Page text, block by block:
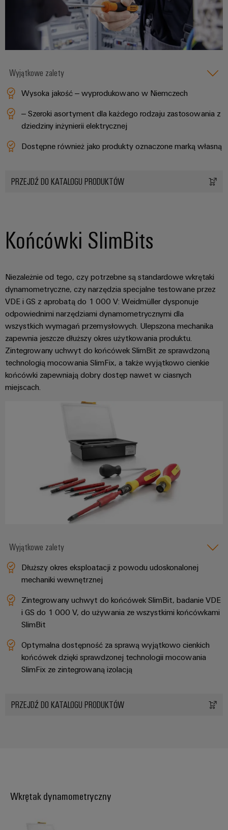
Wyjątkowe zalety
Wysoka jakość – wyprodukowano w Niemczech
– Szeroki asortyment dla każdego rodzaju zastosowania z
dziedziny inżynierii elektrycznej
Dostępne również jako produkty oznaczone marką własną
PRZEJDŹ DO KATALOGU PRODUKTÓW
Końcówki SlimBits
Niezależnie od tego, czy potrzebne są standardowe wkrętaki
dynamometryczne, czy narzędzia specjalne testowane przez
VDE i GS z aprobatą do 1 000 V: Weidmüller dysponuje
odpowiednimi narzędziami dynamometrycznymi dla
wszystkich wymagań przemysłowych. Ulepszona mechanika
zapewnia jeszcze dłuższy okres użytkowania produktu.
Zintegrowany uchwyt do końcówek SlimBit ze sprawdzoną
technologią mocowania SlimFix, a także wyjątkowo cienkie
końcówki zapewniają dobry dostęp nawet w ciasnych
miejscach.
Wyjątkowe zalety
Dłuższy okres eksploatacji z powodu udoskonalonej
mechaniki wewnętrznej
Zintegrowany uchwyt do końcówek SlimBit, badanie VDE
i GS do 1 000 V, do używania ze wszystkimi końcówkami
SlimBit
Optymalna dostępność za sprawą wyjątkowo cienkich
końcówek dzięki sprawdzonej technologii mocowania
SlimFix ze zintegrowaną izolacją
PRZEJDŹ DO KATALOGU PRODUKTÓW
Wkrętak dynamometryczny